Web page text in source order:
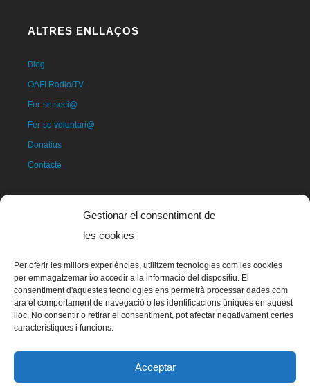
Gestionar el consentiment de
les cookies
Per oferir les millors experiències, utilitzem tecnologies com les cookies
per emmagatzemar i/o accedir a la informació del dispositiu. El
consentiment d'aquestes tecnologies ens permetrà processar dades com
ara el comportament de navegació o les identificacions úniques en aquest
lloc. No consentir o retirar el consentiment, pot afectar negativament certes
característiques i funcions.
Acceptar
ALTRES ENLLAÇOS
Blog
OAFI Radio/TV
Fer-se soci@
Fer-se voluntari@
Donatius
Contacte
La mascota d'OAFI, anomenada OAFITO va ser creada de manera
exclusiva i altruista per l'artista Xavier Mariscal.